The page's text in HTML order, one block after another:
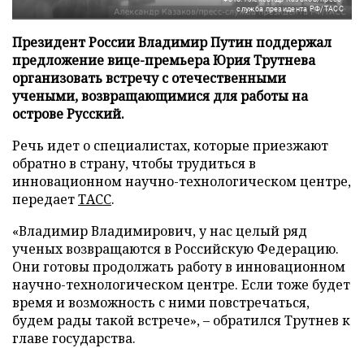
служба президента РФ/ТАСС
Президент России Владимир Путин поддержал
предложение вице-премьера Юрия Трутнева
организовать встречу с отечественными
учеными, возвращающимися для работы на
острове Русский.
Речь идет о специалистах, которые приезжают
обратно в страну, чтобы трудиться в
инновационном научно-технологическом центре,
передаетТАСС.
«Владимир Владимирович, у нас целый ряд
ученых возвращаются в Российскую Федерацию.
Они готовы продолжать работу в инновационном
научно-технологическом центре. Если тоже будет
время и возможность с ними повстречаться,
будем рады такой встрече», – обратился Трутнев к
главе государства.